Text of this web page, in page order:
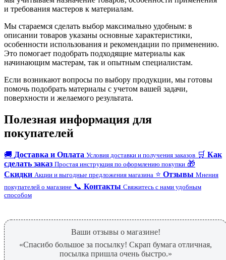
и требования мастеров к материалам.
Мы стараемся сделать выбор максимально удобным: в
описании товаров указаны основные характеристики,
особенности использования и рекомендации по применению.
Это помогает подобрать подходящие материалы как
начинающим мастерам, так и опытным специалистам.
Если возникают вопросы по выбору продукции, мы готовы
помочь подобрать материалы с учетом вашей задачи,
поверхности и желаемого результата.
Полезная информация для
покупателей
🚚 Доставка и Оплата Условия доставки и получения заказов 🛒 Как
сделать заказ Простая инструкция по оформлению покупки 🎁
Скидки Акции и выгодные предложения магазина ⭐ Отзывы Мнения
покупателей о магазине 📞 Контакты Свяжитесь с нами удобным
способом
Ваши отзывы о магазине!
«Спасибо большое за посылку! Скрап бумага отличная,
посылка пришла очень быстро.»